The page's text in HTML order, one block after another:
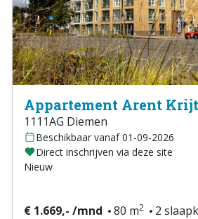
Appartement Arent
1111AG Diemen
Beschikbaar vanaf 01-09-2026
Direct inschrijven via deze site
Nieuw
€ 1.669,- /mnd 80 m2 2